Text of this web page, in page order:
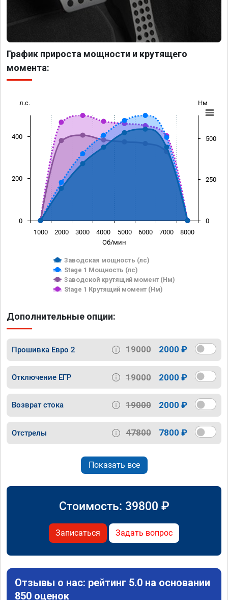
График прироста мощности и крутящего
момента:
Об/мин
л.с. Нм
Заводская мощность (лс)
Stage 1 Мощность (лс)
Заводской крутящий момент (Нм)
Stage 1 Крутящий момент (Нм)
1000 2000 3000 4000 5000 6000 7000 8000
0
200
400
0
250
500
Дополнительные опции:
Прошивка Евро 2 19000 2000 ₽
Отключение ЕГР 19000 2000 ₽
Возврат стока 19000 2000 ₽
Отстрелы 47800 7800 ₽
Показать все
Стоимость: 39800 ₽
Записаться Задать вопрос
Отзывы о нас: рейтинг 5.0 на основании
850 оценок